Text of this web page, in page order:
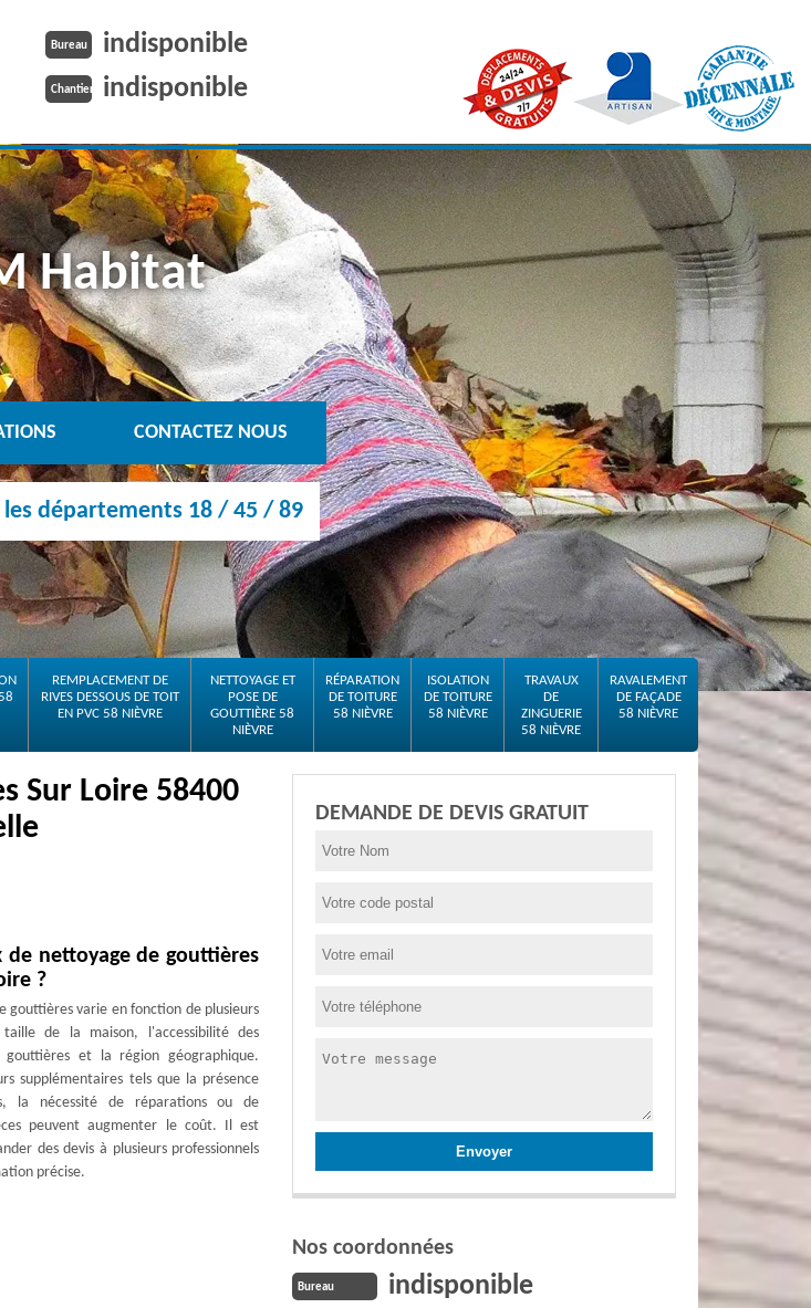
Bureau indisponible
Chantier indisponible
Habitat
CONTACTEZ NOUS
départements 18 / 45 / 89
REMPLACEMENT DE
RIVES DESSOUS DE TOIT
EN PVC 58 NIÈVRE
NETTOYAGE ET
POSE DE
GOUTTIÈRE 58
NIÈVRE
RÉPARATION
DE TOITURE
58 NIÈVRE
ISOLATION
DE TOITURE
58 NIÈVRE
TRAVAUX
DE
ZINGUERIE
58 NIÈVRE
RAVALEMENT
DE FAÇADE
58 NIÈVRE
Sur Loire 58400
de nettoyage de gouttières
?
gouttières varie en fonction de plusieurs
de la maison, l'accessibilité des
et la région géographique.
supplémentaires tels que la présence
la nécessité de réparations ou de
peuvent augmenter le coût. Il est
des devis à plusieurs professionnels
précise.
DEMANDE DE DEVIS GRATUIT
Nos coordonnées
Bureau indisponible